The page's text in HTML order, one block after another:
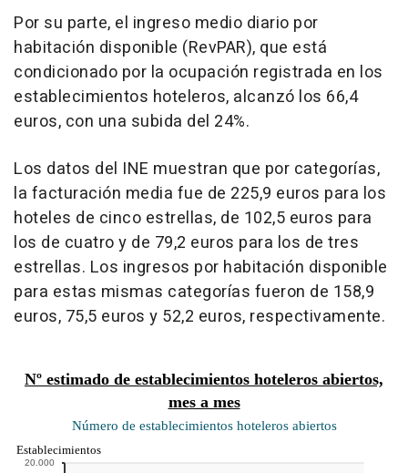
Por su parte, el ingreso medio diario por
habitación disponible (RevPAR), que está
condicionado por la ocupación registrada en los
establecimientos hoteleros, alcanzó los 66,4
euros, con una subida del 24%.
Los datos del INE muestran que por categorías,
la facturación media fue de 225,9 euros para los
hoteles de cinco estrellas, de 102,5 euros para
los de cuatro y de 79,2 euros para los de tres
estrellas. Los ingresos por habitación disponible
para estas mismas categorías fueron de 158,9
euros, 75,5 euros y 52,2 euros, respectivamente.